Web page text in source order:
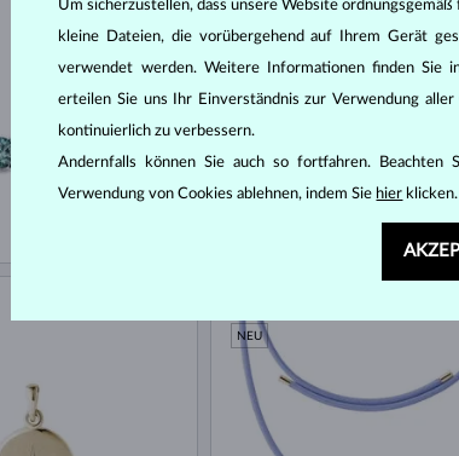
NEU
Um sicherzustellen, dass unsere Website
kleine Dateien, die vorübergehend auf Ihrem Gerät
verwendet werden. Weitere Informationen finden Sie
erteilen Sie uns Ihr Einverständnis zur Verwendung
kontinuierlich zu verbessern.
Andernfalls können Sie auch so fortfahren. Beachten
Verwendung von Cookies ablehnen, indem Sie hier klicken.